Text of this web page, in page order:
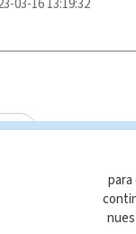
03-16 13:19:32
Día
o parcial del